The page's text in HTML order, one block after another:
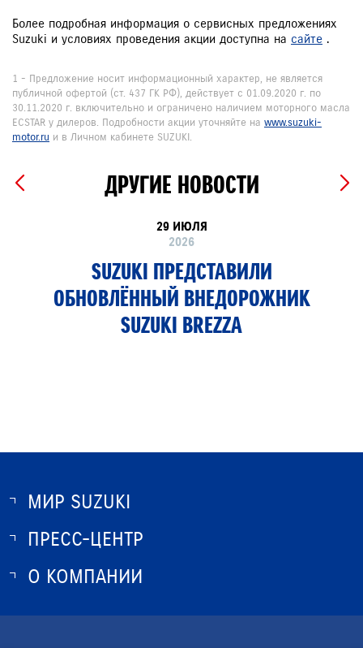
Более подробная информация о сервисных предложениях
Suzuki и условиях проведения акции доступна на сайте .
1 - Предложение носит информационный характер, не является
публичной офертой (ст. 437 ГК РФ), действует с 01.09.2020 г. по
30.11.2020 г. включительно и ограничено наличием моторного масла
ECSTAR у дилеров. Подробности акции уточняйте на www.suzuki-
motor.ru и в Личном кабинете SUZUKI.
ДРУГИЕ НОВОСТИ
29 ИЮЛЯ
2026
SUZUKI ПРЕДСТАВИЛИ
ОБНОВЛЁННЫЙ ВНЕДОРОЖНИК
SUZUKI BREZZA
МИР SUZUKI
О SUZUKI
ПРЕСС-ЦЕНТР
НОВОСТИ
О КОМПАНИИ